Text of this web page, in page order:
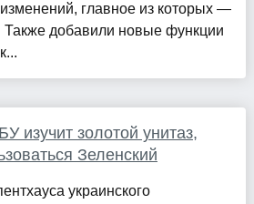
главное из которых —
добавили новые функции
изучит золотой унитаз,
Зеленский
украинского